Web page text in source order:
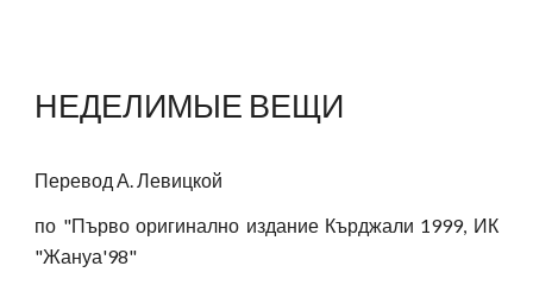
НЕДЕЛИМЫЕ ВЕЩИ
Перевод А. Левицкой
по "Първо оригинално издание Кърджали 1999, ИК
"Жануа'98"